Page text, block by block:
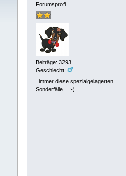
Forumsprofi
Beiträge: 3293
Geschlecht:
..immer diese spezialgelagerten
Sonderfälle... ;-)